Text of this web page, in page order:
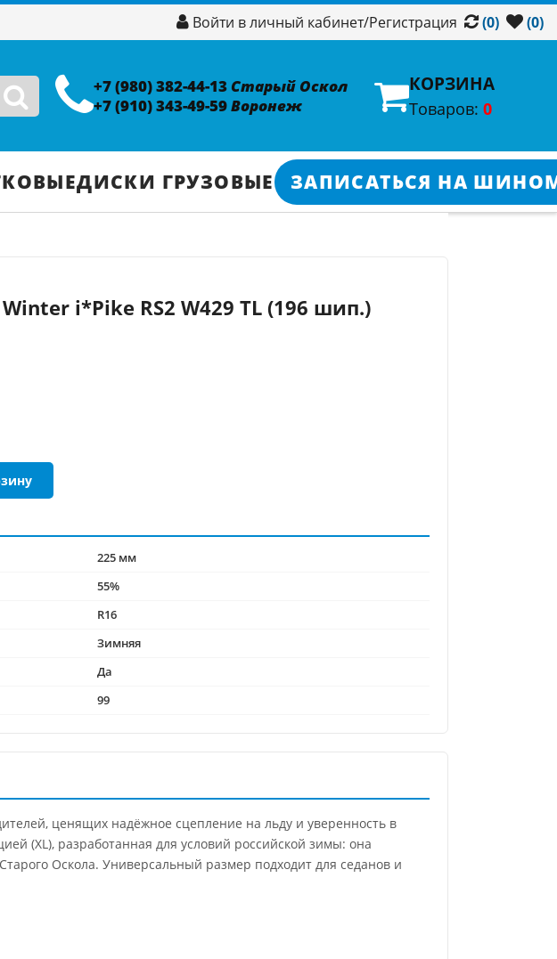
Войти в личный кабинет/Регистрация (0) (0)
+7 (980) 382-44-13 Старый Оскол
+7 (910) 343-49-59Воронеж
КОРЗИНА
Товаров: 0
ДИСКИ ГРУЗОВЫЕ ЗАПИСАТЬСЯ НА
i*Pike RS2 W429 TL (196 шип.)
225 мм
55%
R16
Зимняя
Да
99
ценящих надёжное сцепление на льду и уверенность в
(XL), разработанная для условий российской зимы: она
Оскола. Универсальный размер подходит для седанов и